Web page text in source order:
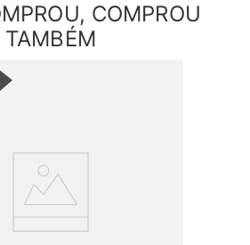
COMPROU
TAMBÉM